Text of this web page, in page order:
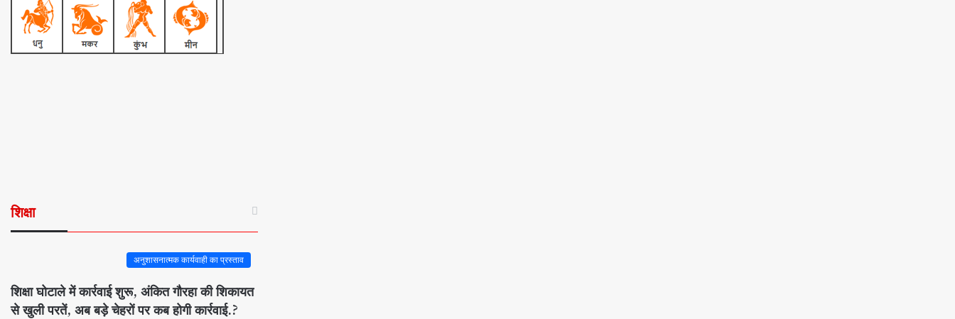
शिक्षा
अनुशासनात्मक कार्यवाही का प्रस्ताव
शिक्षा घोटाले में कार्रवाई शुरू, अंकित गौरहा की शिकायत
से खुली परतें, अब बड़े चेहरों पर कब होगी कार्रवाई.?